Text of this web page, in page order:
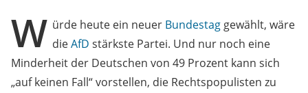
W ürde heute ein neuer Bundestag gewählt, wäre
dieAfD stärkste Partei. Und nur noch eine
Minderheit der Deutschen von 49 Prozent kann sich
„auf keinen Fall“ vorstellen, die Rechtspopulisten zu